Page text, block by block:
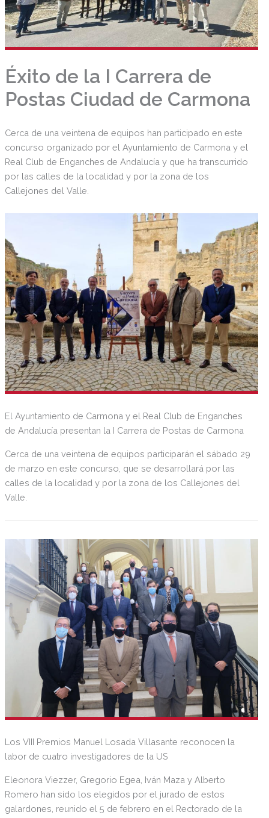
Éxito de la I Carrera de
Postas Ciudad de Carmona
Cerca de una veintena de equipos han participado en este
concurso organizado por el Ayuntamiento de Carmona y el
Real Club de Enganches de Andalucía y que ha transcurrido
por las calles de la localidad y por la zona de los
Callejones del Valle.
El Ayuntamiento de Carmona y el Real Club de Enganches
de Andalucía presentan la I Carrera de Postas de Carmona
Cerca de una veintena de equipos participarán el sábado 29
de marzo en este concurso, que se desarrollará por las
calles de la localidad y por la zona de los Callejones del
Valle.
Los VIII Premios Manuel Losada Villasante reconocen la
labor de cuatro investigadores de la US
Eleonora Viezzer, Gregorio Egea, Iván Maza y Alberto
Romero han sido los elegidos por el jurado de estos
galardones, reunido el 5 de febrero en el Rectorado de la